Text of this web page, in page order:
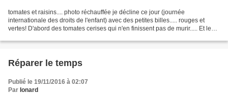
tomates et raisins.... photo réchauffée je décline ce jour (journée
internationale des droits de l'enfant) avec des petites billes..... rouges et
vertes! D'abord des tomates cerises qui n'en finissent pas de murir..... Et le
Réparer le temps
Publié le 19/11/2016 à 02:07
Par Ionard